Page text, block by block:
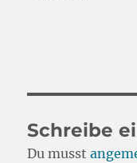
Schreibe
Du musst